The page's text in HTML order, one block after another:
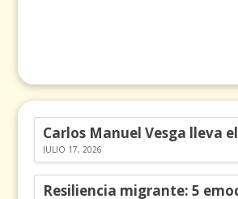
JULIO 17, 2026